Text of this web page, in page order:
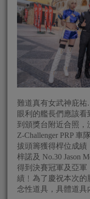
難道真有女武神庇
眼利的艦長們應該
到頒獎台附近合照，
Z-Challenger PRP 車
拔頭籌獲得桿位成績
梓諾及 No.30 Jason
得到決賽冠軍及亞軍
績﹗為了慶祝本次的
念性道具，具體道具